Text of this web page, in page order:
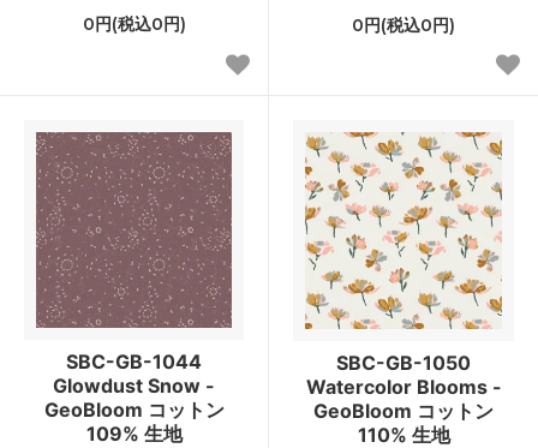
0円(税込0円) 0円(税込0円)
SBC-GB-1044
Glowdust Snow -
GeoBloom コットン
109% 生地
SBC-GB-1050
Watercolor Blooms -
GeoBloom コットン
110% 生地